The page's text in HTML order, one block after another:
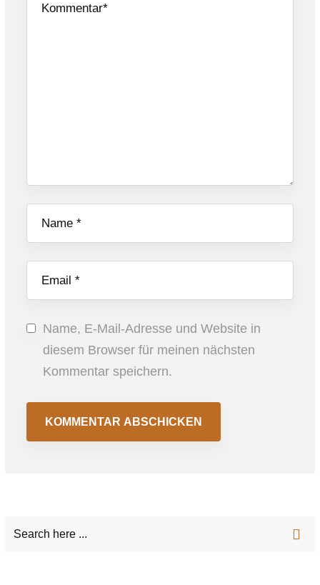
Name, E-Mail-Adresse und Website in
diesem Browser für meinen nächsten
Kommentar speichern.